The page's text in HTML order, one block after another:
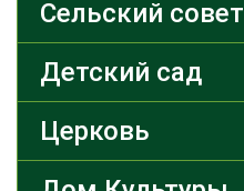
Сельский совет
Детский сад
Церковь